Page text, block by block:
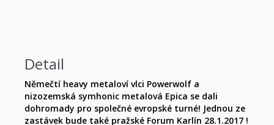
Detail
Němečtí heavy metaloví vlci Powerwolf a
nizozemská symhonic metalová Epica se dali
dohromady pro společné evropské turné! Jednou ze
zastávek bude také pražské Forum Karlín 28.1.2017 !